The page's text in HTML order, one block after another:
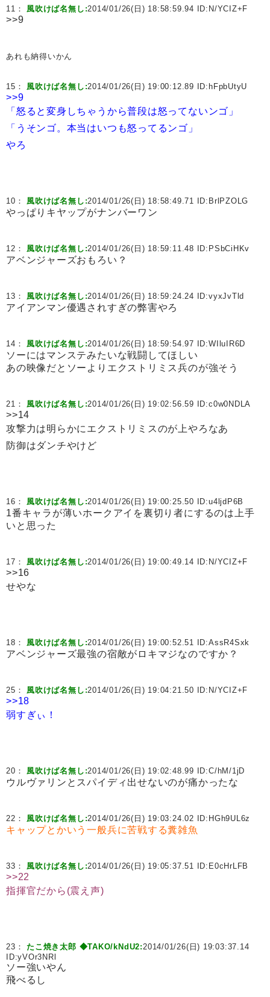
11： 風吹けば名無し:2014/01/26(日) 18:58:59.94 ID: N/YCIZ+F
>>9
あれも納得いかん
15： 風吹けば名無し:2014/01/26(日) 19:00:12.89 ID: hFpbUtyU
>>9
「怒ると変身しちゃうから普段は怒ってないンゴ」
「うそンゴ。本当はいつも怒ってるンゴ」
やろ
10： 風吹けば名無し:2014/01/26(日) 18:58:49.71 ID: BrlPZOLG
やっぱりキヤップがナンバーワン
12： 風吹けば名無し:2014/01/26(日) 18:59:11.48 ID: PSbCiHKv
アベンジャーズおもろい？
13： 風吹けば名無し:2014/01/26(日) 18:59:24.24 ID:vyxJvTld
アイアンマン優遇されすぎの弊害やろ
14： 風吹けば名無し:2014/01/26(日) 18:59:54.97 ID:WIluIR6D
ソーにはマンステみたいな戦闘してほしい
あの映像だとソーよりエクストリミス兵のが強そう
21： 風吹けば名無し:2014/01/26(日) 19:02:56.59 ID:c0w0NDLA
>>14
攻撃力は明らかにエクストリミスのが上やろなあ
防御はダンチやけど
16： 風吹けば名無し:2014/01/26(日) 19:00:25.50 ID:u4ljdP6B
1番キャラが薄いホークアイを裏切り者にするのは上手
いと思った
17： 風吹けば名無し:2014/01/26(日) 19:00:49.14 ID: N/YCIZ+F
>>16
せやな
18： 風吹けば名無し:2014/01/26(日) 19:00:52.51 ID:AssR4Sxk
アベンジャーズ最強の宿敵がロキマジなのですか？
25： 風吹けば名無し:2014/01/26(日) 19:04:21.50 ID: N/YCIZ+F
>>18
弱すぎぃ！
20： 風吹けば名無し:2014/01/26(日) 19:02:48.99 ID:C/hM/1jD
ウルヴァリンとスパイディ出せないのが痛かったな
22： 風吹けば名無し:2014/01/26(日) 19:03:24.02 ID: HGh9UL6z
キャップとかいう一般兵に苦戦する糞雑魚
33： 風吹けば名無し:2014/01/26(日) 19:05:37.51 ID: E0cHrLFB
>>22
指揮官だから(震え声)
23：たこ焼き太郎 ◆TAKO/kNdU2:2014/01/26(日) 19:03:37.14
ID:yVOr3NRl
ソー強いやん
飛べるし